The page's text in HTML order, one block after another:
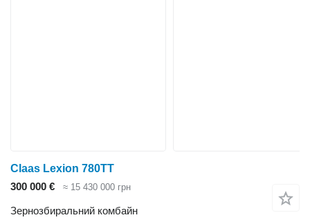
Claas Lexion 780TT
300 000 €
≈ 15 430 000 грн
Зернозбиральний комбайн